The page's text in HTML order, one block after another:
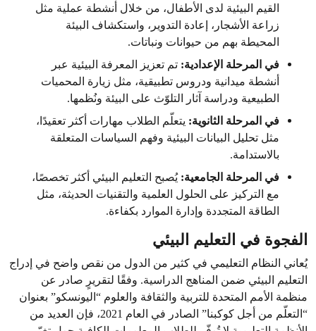
القيم البيئية لدى الأطفال، من خلال أنشطة عملية مثل
زراعة الأشجار، إعادة التدوير، واستكشاف البيئة
المحيطة بهم من حيوانات ونباتات.
في المرحلة الإعدادية: تم تعزيز المعرفة البيئية عبر
أنشطة ميدانية ودروس تطبيقية، مثل زيارة المحميات
الطبيعية ودراسة آثار التلوّث على البيئة ونُظمها.
في المرحلة الثانوية: يتعلّم الطلاب مهارات أكثر تعقيدًا،
مثل تحليل البيانات البيئية وفهم السياسات المتعلقة
بالاستدامة.
في المرحلة الجامعية: يُصبح التعليم البيئي أكثر تخصصًا،
مع التركيز على الحلول العلمية والتقنيات الحديثة، مثل
الطاقة المتجددة وإدارة الموارد بكفاءة.
الفجوة في التعليم البيئي
يُعاني النظام التعليمي في كثير من الدول من نقص واضح في إدراج
التعليم البيئي ضمن المناهج الدراسية. وفقًا لتقريرٍ صادر عن
منظمة الأمم المتحدة للتربية والثقافة والعلوم “اليونسكو” بعنوان
“التعلّم من أجل كوكبنا” الصادر في العام 2021، فإن العديد من